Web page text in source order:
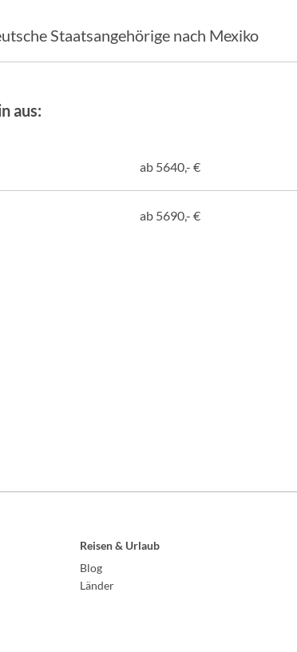
Staatsangehörige nach Mexiko
aus:
ab 5640,- €
ab 5690,- €
Reisen & Urlaub
Blog
Länder